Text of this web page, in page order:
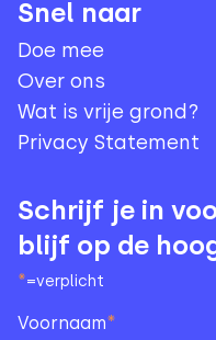
Snel naar
Doe mee
Over ons
Wat is vrije grond?
Privacy Statement
Schrijf je in
blijf op de
*=verplicht
Voornaam*